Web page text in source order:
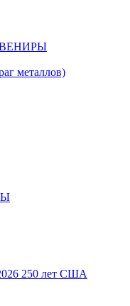
металлов)
250 лет США